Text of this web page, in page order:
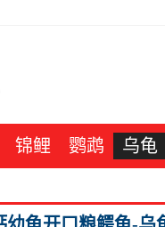
锦鲤 鹦鹉 乌龟